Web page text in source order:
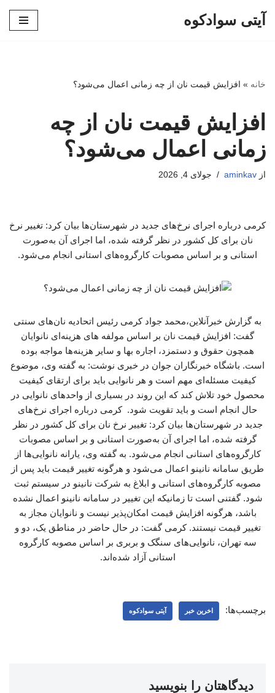
آیتی سوادکوه
خانه » افزایش قیمت نان از چه زمانی اعمال می‌شود؟
افزایش قیمت نان از چه
زمانی اعمال می‌شود؟
از aminkav جولای 4, 2026
کرمی درباره اجرای نرخ‌های جدید در شهرستان‌ها بیان کرد: تغییر نرخ
نان برای کل کشور در نظر گرفته شده، اما اجرای آن به‌صورت
استانی و بر اساس مصوبات کارگروه‌های استانی انجام می‌شود.
به گزارش خبرآنلاین،محمد جواد کرمی رئیس اتحادیه نان‌های سنتی
گفت: افزایش قیمت نان بر اساس مولفه های هزینه‌ای نانوایان
همچون حقوق و دستمزد، اجاره بها و سایر هزینه‌ها مواجه بوده
است. باشگاه خبرنگاران جوان در خبری نوشت: به گفته وی، موضوع
کیفیت مسئله‌ای مهم است و هر نانوایی باید برای ارتقای کیفیت
محصول خود تلاش کند که این روند در بسیاری از واحدهای نانوایی در
حال انجام است و باید تقویت شود. کرمی درباره اجرای نرخ‌های
جدید در شهرستان‌ها بیان کرد: تغییر نرخ نان برای کل کشور در نظر
گرفته شده، اما اجرای آن به‌صورت استانی و بر اساس مصوبات
کارگروه‌های استانی انجام می‌شود. به گفته وی، یارانه نانوایی‌ها از
طریق سامانه نانینو اعمال می‌شود و هرگونه تغییر قیمت باید پس از
مصوبه کارگروه‌های استانی و ابلاغ به شرکت نانینو در سیستم ثبت
شود. گفتنی است تا زمانیکه این تغییر در سامانه نانینو اعمال نشده
باشد، هرگونه افزایش قیمت امکان‌پذیر نیست و نانوایان مجاز به
تغییر قیمت نیستند. کرمی گفت: در حال حاضر در مناطق یک، دو و
سه تهران، نانوایی‌های سنگک و بربری بر اساس مصوبه کارگروه
استانی آزاد شده‌اند.
برچسب‌ها: اخرین خبر آیتی سوادکوه
دیدگاهتان را بنویسید